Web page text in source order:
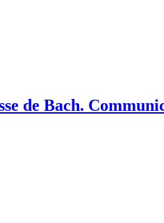
de Bach.